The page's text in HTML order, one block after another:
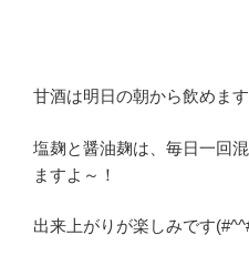
甘酒は明日の朝から飲めます
塩麹と醤油麹は、毎日一回
ますよ～！
出来上がりが楽しみです